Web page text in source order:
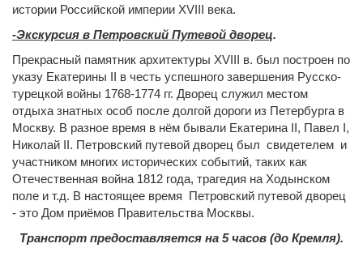
истории Российской империи XVIII века.
-Экскурсия в Петровский Путевой дворец.
Прекрасный памятник архитектуры XVIII в. был построен по
указу Екатерины II в честь успешного завершения Русско-
турецкой войны 1768-1774 гг. Дворец служил местом
отдыха знатных особ после долгой дороги из Петербурга в
Москву. В разное время в нём бывали Екатерина II, Павел I,
Николай II. Петровский путевой дворец был свидетелем и
участником многих исторических событий, таких как
Отечественная война 1812 года, трагедия на Ходынском
поле и т.д. В настоящее время Петровский путевой дворец
- это Дом приёмов Правительства Москвы.
Транспорт предоставляется на 5 часов (до Кремля).